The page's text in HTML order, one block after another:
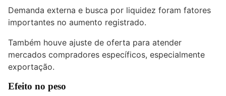
Demanda externa e busca por liquidez foram fatores
importantes no aumento registrado.
Também houve ajuste de oferta para atender
mercados compradores específicos, especialmente
exportação.
Efeito no peso